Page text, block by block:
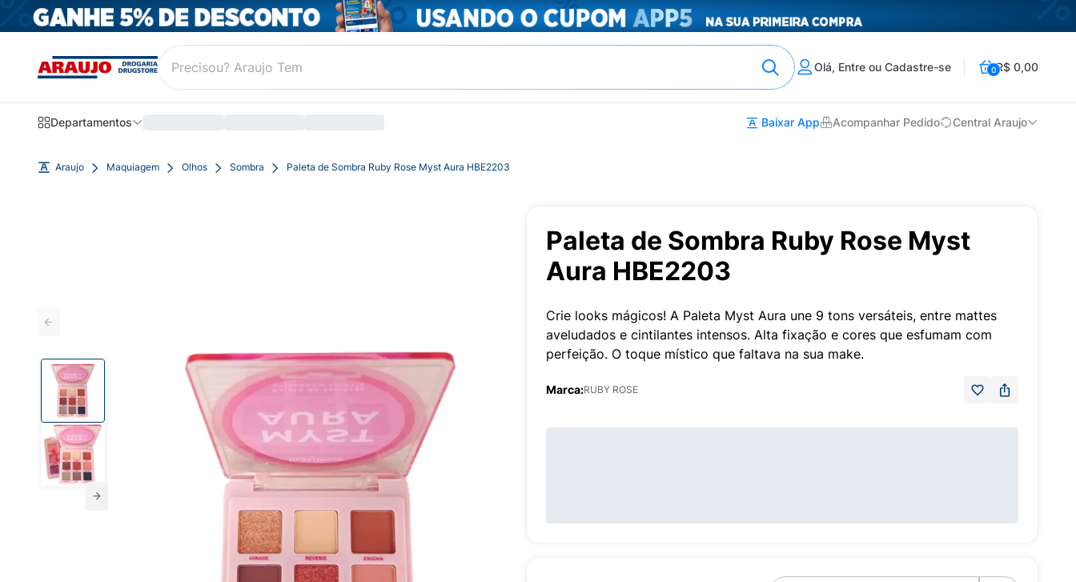
Olá, Entre ou Cadastre-se 0R$ 0,00
Departamentos Baixar App Acompanhar Pedido Central Araujo
Araujo Maquiagem Olhos Sombra Paleta de Sombra Ruby Rose Myst Aura HBE2203
Paleta de Sombra Ruby Rose Myst
Aura HBE2203
Crie looks mágicos! A Paleta Myst Aura une 9 tons versáteis, entre mattes
aveludados e cintilantes intensos. Alta fixação e cores que esfumam com
perfeição. O toque místico que faltava na sua make.
Marca:RUBY ROSE